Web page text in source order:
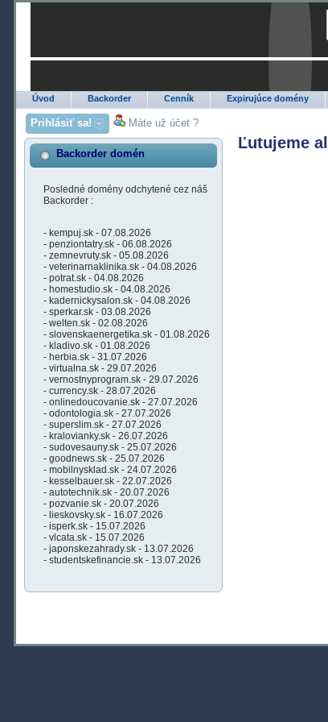
Úvod Backorder Cenník Expirujúce domény
Prihlásiť sa! Máte už účet ?
Backorder domén
Posledné domény odchytené cez náš
Backorder :
- kempuj.sk - 07.08.2026
- penziontatry.sk - 06.08.2026
- zemnevruty.sk - 05.08.2026
- veterinarnaklinika.sk - 04.08.2026
- potrat.sk - 04.08.2026
- homestudio.sk - 04.08.2026
- kadernickysalon.sk - 04.08.2026
- sperkar.sk - 03.08.2026
- welten.sk - 02.08.2026
- slovenskaenergetika.sk - 01.08.2026
- kladivo.sk - 01.08.2026
- herbia.sk - 31.07.2026
- virtualna.sk - 29.07.2026
- vernostnyprogram.sk - 29.07.2026
- currency.sk - 28.07.2026
- onlinedoucovanie.sk - 27.07.2026
- odontologia.sk - 27.07.2026
- superslim.sk - 27.07.2026
- kralovianky.sk - 26.07.2026
- sudovesauny.sk - 25.07.2026
- goodnews.sk - 25.07.2026
- mobilnysklad.sk - 24.07.2026
- kesselbauer.sk - 22.07.2026
- autotechnik.sk - 20.07.2026
- pozvanie.sk - 20.07.2026
- lieskovsky.sk - 16.07.2026
- isperk.sk - 15.07.2026
- vlcata.sk - 15.07.2026
- japonskezahrady.sk - 13.07.2026
- studentskefinancie.sk - 13.07.2026
Ľutujeme